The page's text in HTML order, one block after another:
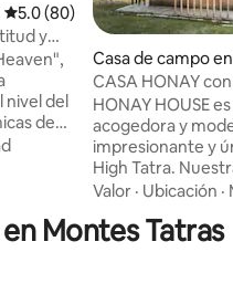
Calificación promedio: 5.0 de
5.0 (80)
y
nivel del
de
al aire
Casa de campo
CASA HONAY
impresionantes
HONAY HOUSE
acogedora y
impresionante y
High Tatra.
perfectamente
recreación activa
Valor · Ubicación ·
Montes Tatras